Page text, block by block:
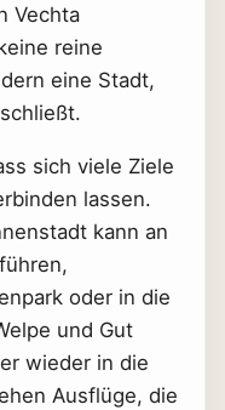
Vechta
reine
eine Stadt,
sich viele Ziele
lassen.
kann an
oder in die
und Gut
wieder in die
Ausflüge, die